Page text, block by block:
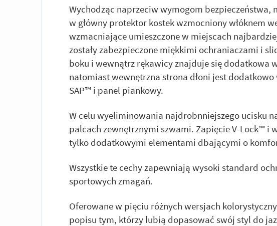
Wychodząc naprzeciw wymogom bezpieczeństwa,
w główny protektor kostek wzmocniony włóknem
wzmacniające umieszczone w miejscach
zostały zabezpieczone miękkimi ochraniaczami i
boku i wewnątrz rękawicy znajduje się dodatkowa
natomiast wewnętrzna strona dłoni jest
SAP™ i panel piankowy.
W celu wyeliminowania najdrobnniejszego ucisku
palcach zewnętrznymi szwami. Zapięcie V-Lock™ i
tylko dodatkowymi elementami dbającymi o
Wszystkie te cechy zapewniają wysoki standard
sportowych zmagań.
Oferowane w pięciu różnych wersjach
popisu tym, którzy lubią dopasować swój styl do